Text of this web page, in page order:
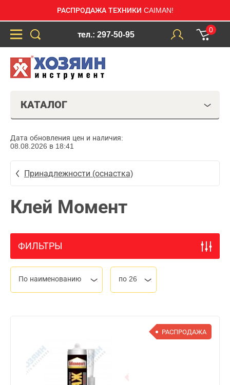
РАСПРОДАЖА ТЕХНИКИ CAIMAN!
тел.: 297-50-95
0
КАТАЛОГ
Дата обновления цен и наличия:
08.08.2026 в 18:41
Принадлежности (оснастка)
Клей Момент
ФИЛЬТРЫ
По наименованию по 26
РАСПРОДАЖА